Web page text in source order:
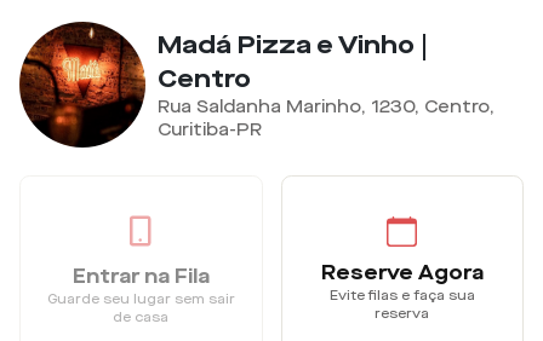
Madá Pizza e Vinho |
Centro
Rua Saldanha Marinho, 1230, Centro,
Curitiba-PR
Entrar na Fila
Guarde seu lugar sem sair
de casa
Reserve Agora
Evite filas e faça sua
reserva